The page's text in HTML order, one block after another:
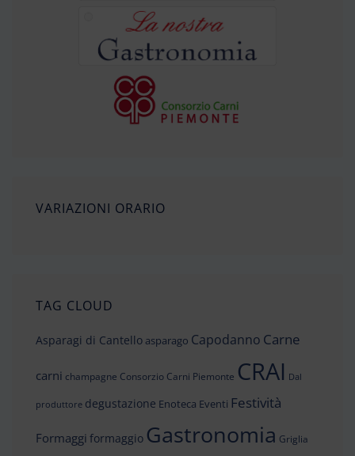
VARIAZIONI ORARIO
TAG CLOUD
Asparagi di Cantello asparago Capodanno Carne
carni champagne Consorzio Carni Piemonte CRAI Dal
produttore degustazione Enoteca Eventi Festività
Formaggi formaggio Gastronomia Griglia